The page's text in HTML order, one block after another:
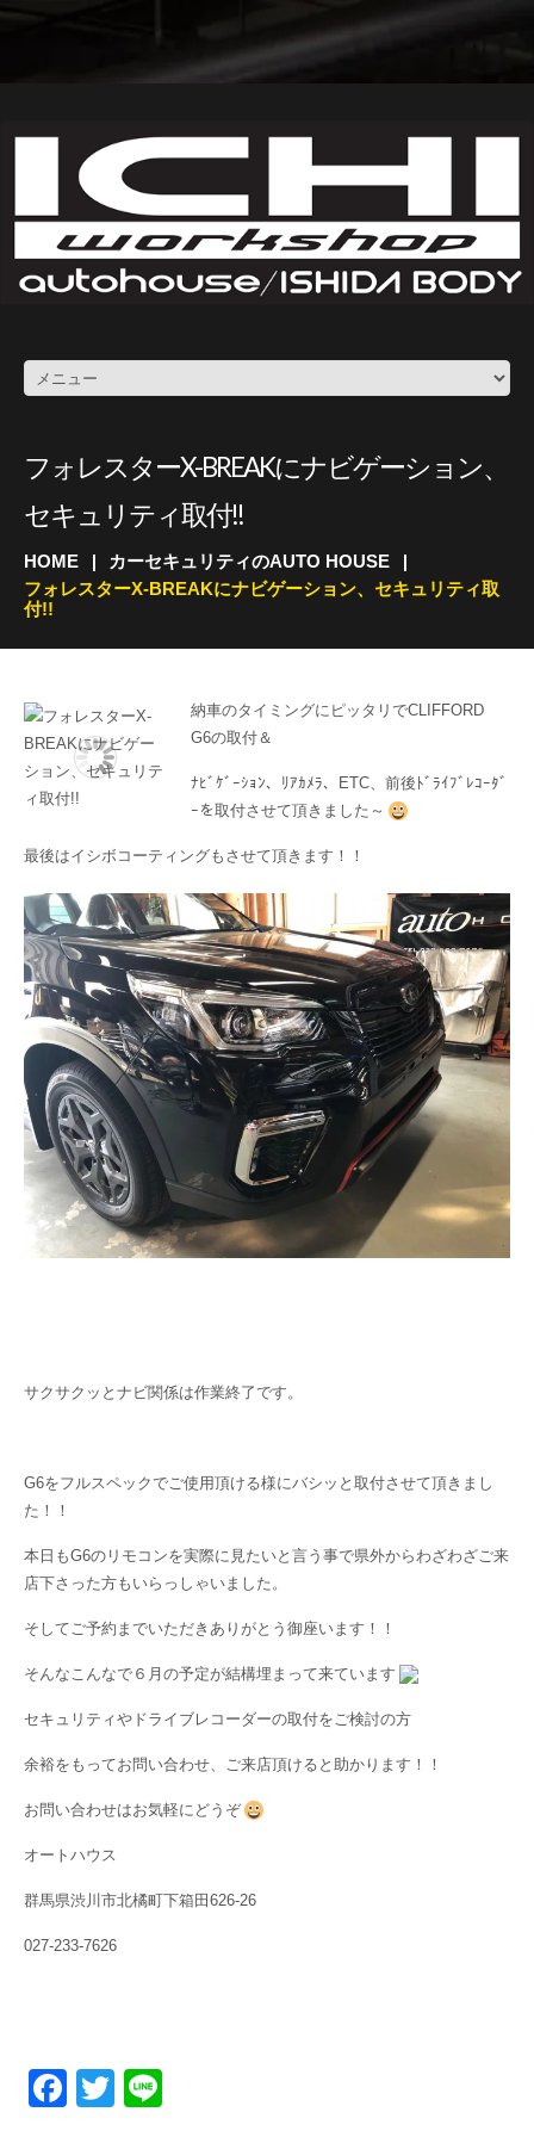
フォレスターX-BREAKにナビゲーション、
セキュリティ取付!!
HOME
カーセキュリティのAUTO HOUSE
フォレスターX-BREAKにナビゲーション、セキュリティ取
付!!
納車のタイミングにピッタリでCLIFFORD
G6の取付＆
ﾅﾋﾞｹﾞｰｼｮﾝ、ﾘｱｶﾒﾗ、ETC、前後ﾄﾞﾗｲﾌﾞﾚｺｰﾀﾞ
ｰを取付させて頂きました～
最後はイシボコーティングもさせて頂きます！！
サクサクッとナビ関係は作業終了です。
G6をフルスペックでご使用頂ける様にバシッと取付させて頂きまし
た！！
本日もG6のリモコンを実際に見たいと言う事で県外からわざわざご来
店下さった方もいらっしゃいました。
そしてご予約までいただきありがとう御座います！！
そんなこんなで６月の予定が結構埋まって来ています
セキュリティやドライブレコーダーの取付をご検討の方
余裕をもってお問い合わせ、ご来店頂けると助かります！！
お問い合わせはお気軽にどうぞ
オートハウス
群馬県渋川市北橘町下箱田626-26
027-233-7626
F
T